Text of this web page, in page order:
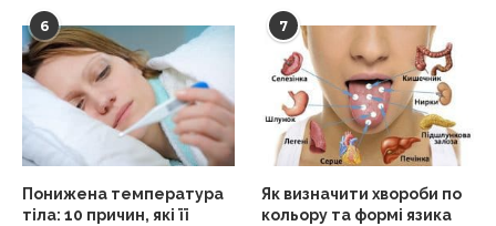
6
Понижена температура
тіла: 10 причин, які її
7
Як визначити хвороби по
кольору та формі язика